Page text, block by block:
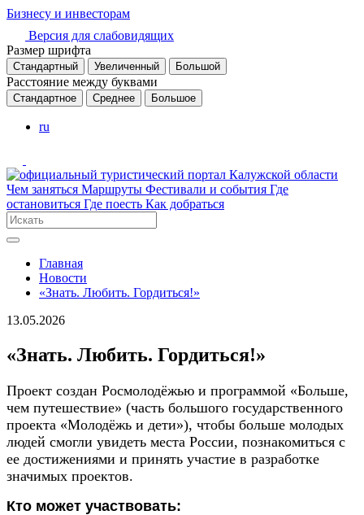
Бизнесу и инвесторам
Версия для слабовидящих
Размер шрифта
Стандартный Увеличенный Большой
Расстояние между буквами
Стандартное Среднее Большое
ru
Чем заняться Маршруты Фестивали и события Где
остановиться Где поесть Как добраться
Главная
Новости
«Знать. Любить. Гордиться!»
13.05.2026
«Знать. Любить. Гордиться!»
Проект создан Росмолодёжью и программой «Больше,
чем путешествие» (часть большого государственного
проекта «Молодёжь и дети»), чтобы больше молодых
людей смогли увидеть места России, познакомиться с
ее достижениями и принять участие в разработке
значимых проектов.
Кто может участвовать: